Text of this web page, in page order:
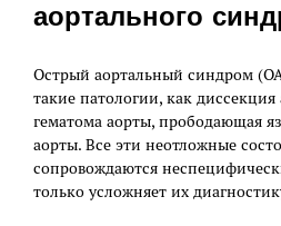
аортального
Острый аортальный синдром
такие патологии, как
гематома аорты, прободающая
аорты. Все эти неотложные
сопровождаются
только усложняет их